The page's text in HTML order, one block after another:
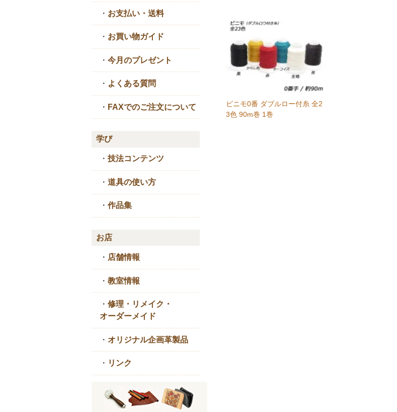
ビニモ0番 ダブルロー付糸 全2
3色 90m巻 1巻
・ お支払い・送料
・ お買い物ガイド
・ 今月のプレゼント
・ よくある質問
・ FAXでのご注文について
学び
・ 技法コンテンツ
・ 道具の使い方
・ 作品集
お店
・ 店舗情報
・ 教室情報
・ 修理・リメイク・
オーダーメイド
・ オリジナル企画革製品
・ リンク